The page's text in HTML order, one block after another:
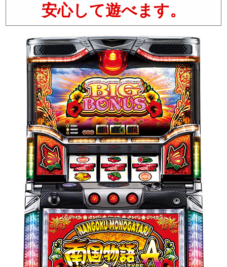
安心して遊べます。